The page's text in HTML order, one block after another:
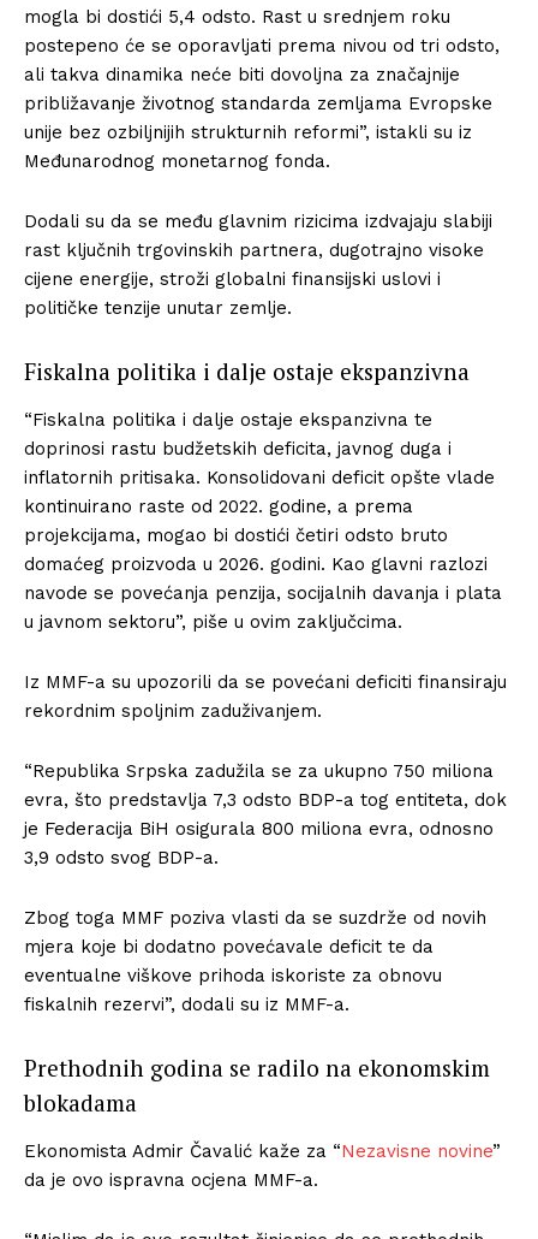
mogla bi dostići 5,4 odsto. Rast u srednjem roku
postepeno će se oporavljati prema nivou od tri odsto,
ali takva dinamika neće biti dovoljna za značajnije
približavanje životnog standarda zemljama Evropske
unije bez ozbiljnijih strukturnih reformi”, istakli su iz
Međunarodnog monetarnog fonda.
Dodali su da se među glavnim rizicima izdvajaju slabiji
rast ključnih trgovinskih partnera, dugotrajno visoke
cijene energije, stroži globalni finansijski uslovi i
političke tenzije unutar zemlje.
Fiskalna politika i dalje ostaje ekspanzivna
“Fiskalna politika i dalje ostaje ekspanzivna te
doprinosi rastu budžetskih deficita, javnog duga i
inflatornih pritisaka. Konsolidovani deficit opšte vlade
kontinuirano raste od 2022. godine, a prema
projekcijama, mogao bi dostići četiri odsto bruto
domaćeg proizvoda u 2026. godini. Kao glavni razlozi
navode se povećanja penzija, socijalnih davanja i plata
u javnom sektoru”, piše u ovim zaključcima.
Iz MMF-a su upozorili da se povećani deficiti finansiraju
rekordnim spoljnim zaduživanjem.
“Republika Srpska zadužila se za ukupno 750 miliona
evra, što predstavlja 7,3 odsto BDP-a tog entiteta, dok
je Federacija BiH osigurala 800 miliona evra, odnosno
3,9 odsto svog BDP-a.
Zbog toga MMF poziva vlasti da se suzdrže od novih
mjera koje bi dodatno povećavale deficit te da
eventualne viškove prihoda iskoriste za obnovu
fiskalnih rezervi”, dodali su iz MMF-a.
Prethodnih godina se radilo na ekonomskim
blokadama
Ekonomista Admir Čavalić kaže za “Nezavisne novine”
da je ovo ispravna ocjena MMF-a.